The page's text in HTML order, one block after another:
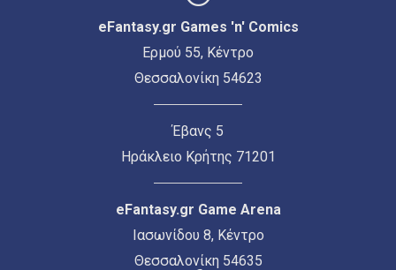
eFantasy.gr Games 'n' Comics
Ερμού 55, Κέντρο
Θεσσαλονίκη 54623
Έβανς 5
Ηράκλειο Κρήτης 71201
eFantasy.gr Game Arena
Ιασωνίδου 8, Κέντρο
Θεσσαλονίκη 54635